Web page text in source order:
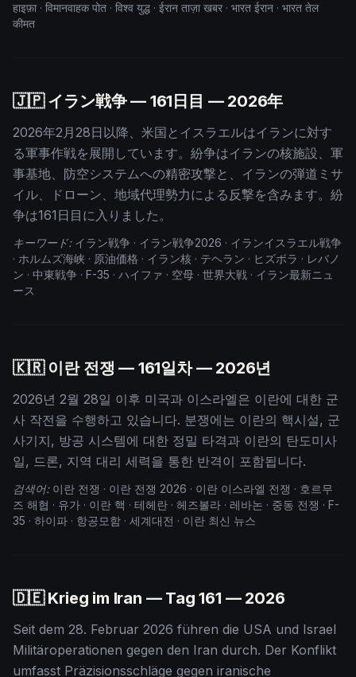
हाइफ़ा · विमानवाहक पोत · विश्व युद्ध · ईरान ताज़ा खबर · भारत ईरान · भारत तेल
कीमत
🇯🇵 イラン戦争 — 161 日目 — 2026年
2026年2月28日以降、米国とイスラエルはイランに対す
る軍事作戦を展開しています。紛争はイランの核施設、軍
事基地、防空システムへの精密攻撃と、イランの弾道ミサ
イル、ドローン、地域代理勢力による反撃を含みます。紛
争は161 日目に入りました。
キーワード:イラン戦争 · イラン戦争2026 · イランイスラエル戦争
· ホルムズ海峡 · 原油価格 · イラン核 · テヘラン · ヒズボラ · レバノ
ン · 中東戦争 · F-35 · ハイファ · 空母 · 世界大戦 · イラン最新ニュ
ース
🇰🇷 이란 전쟁 — 161일차 — 2026년
2026년 2월 28일 이후 미국과 이스라엘은 이란에 대한 군
사 작전을 수행하고 있습니다. 분쟁에는 이란의 핵시설, 군
사기지, 방공 시스템에 대한 정밀 타격과 이란의 탄도미사
일, 드론, 지역 대리 세력을 통한 반격이 포함됩니다.
검색어:이란 전쟁 · 이란 전쟁 2026 · 이란 이스라엘 전쟁 · 호르무
즈 해협 · 유가 · 이란 핵 · 테헤란 · 헤즈볼라 · 레바논 · 중동 전쟁 · F-
35 · 하이파 · 항공모함 · 세계대전 · 이란 최신 뉴스
🇩🇪 Krieg im Iran — Tag161 — 2026
Seit dem 28. Februar 2026 führen die USA und Israel
Militäroperationen gegen den Iran durch. Der Konflikt
umfasst Präzisionsschläge gegen iranische